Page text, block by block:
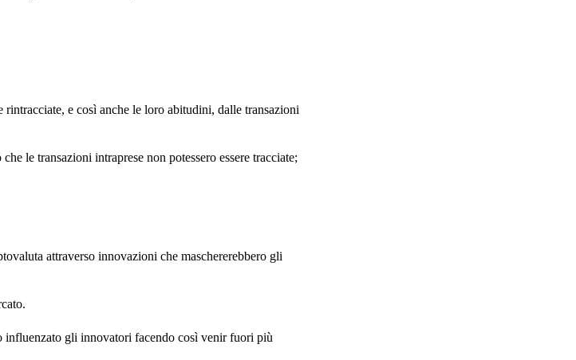
e così anche le loro abitudini, dalle transazioni
le transazioni intraprese non potessero essere tracciate;
attraverso innovazioni che maschererebbero gli
influenzato gli innovatori facendo così venir fuori più